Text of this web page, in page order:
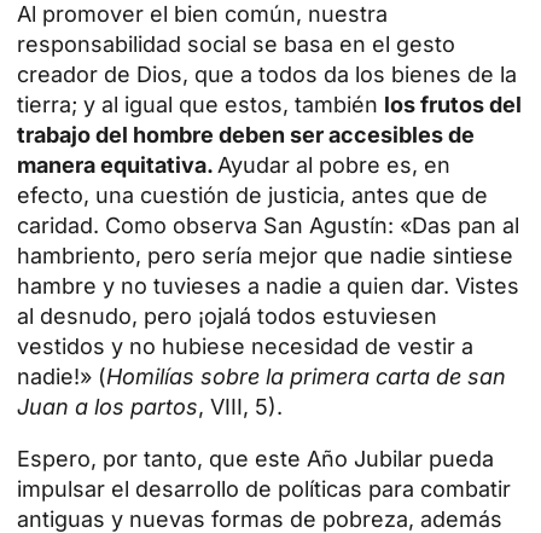
Al promover el bien común, nuestra
responsabilidad social se basa en el gesto
creador de Dios, que a todos da los bienes de la
tierra; y al igual que estos, también los frutos del
trabajo del hombre deben ser accesibles de
manera equitativa. Ayudar al pobre es, en
efecto, una cuestión de justicia, antes que de
caridad. Como observa San Agustín: «Das pan al
hambriento, pero sería mejor que nadie sintiese
hambre y no tuvieses a nadie a quien dar. Vistes
al desnudo, pero ¡ojalá todos estuviesen
vestidos y no hubiese necesidad de vestir a
nadie!» (Homilías sobre la primera carta de san
Juan a los partos, VIII, 5).
Espero, por tanto, que este Año Jubilar pueda
impulsar el desarrollo de políticas para combatir
antiguas y nuevas formas de pobreza, además